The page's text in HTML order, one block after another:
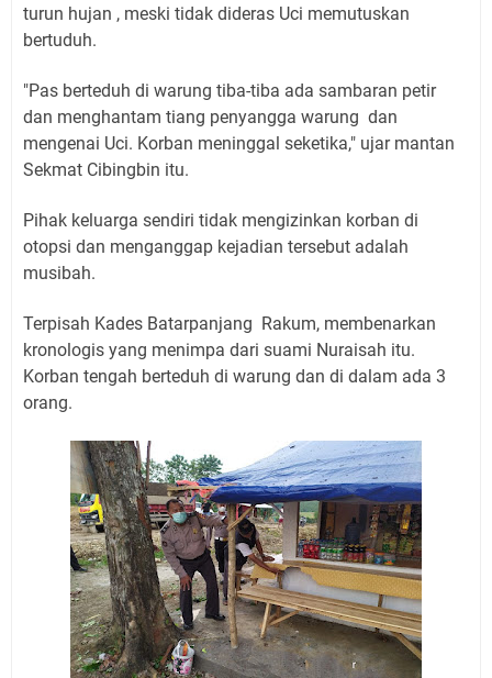
turun hujan , meski tidak dideras Uci memutuskan
bertuduh.
"Pas berteduh di warung tiba-tiba ada sambaran petir
dan menghantam tiang penyangga warung dan
mengenai Uci. Korban meninggal seketika," ujar mantan
Sekmat Cibingbin itu.
Pihak keluarga sendiri tidak mengizinkan korban di
otopsi dan menganggap kejadian tersebut adalah
musibah.
Terpisah Kades Batarpanjang Rakum, membenarkan
kronologis yang menimpa dari suami Nuraisah itu.
Korban tengah berteduh di warung dan di dalam ada 3
orang.